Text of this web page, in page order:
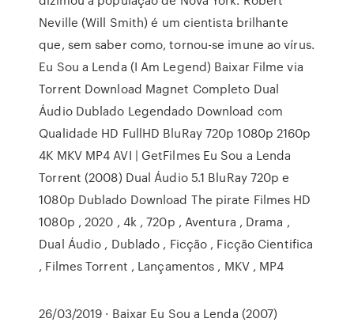
Neville (Will Smith) é um cientista brilhante
que, sem saber como, tornou-se imune ao vírus.
Eu Sou a Lenda (I Am Legend) Baixar Filme via
Torrent Download Magnet Completo Dual
Áudio Dublado Legendado Download com
Qualidade HD FullHD BluRay 720p 1080p 2160p
4K MKV MP4 AVI | GetFilmes Eu Sou a Lenda
Torrent (2008) Dual Áudio 5.1 BluRay 720p e
1080p Dublado Download The pirate Filmes HD
1080p , 2020 , 4k , 720p , Aventura , Drama ,
Dual Áudio , Dublado , Ficção , Ficção Cientifica
, Filmes Torrent , Lançamentos , MKV , MP4
26/03/2019 · Baixar Eu Sou a Lenda (2007)